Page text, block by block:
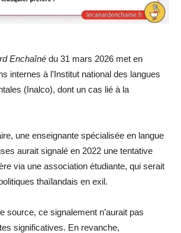
Enchaîné du 31 mars 2026 met en
internes à l’Institut national des langues
(Inalco), dont un cas lié à la
une enseignante spécialisée en langue
aurait signalé en 2022 une tentative
via une association étudiante, qui serait
thaïlandais en exil.
source, ce signalement n’aurait pas
significatives. En revanche,